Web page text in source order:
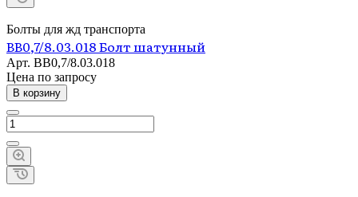
Болты для жд транспорта
ВВ0,7/8.03.018 Болт шатунный
Арт. ВВ0,7/8.03.018
Цена по запросу
В корзину